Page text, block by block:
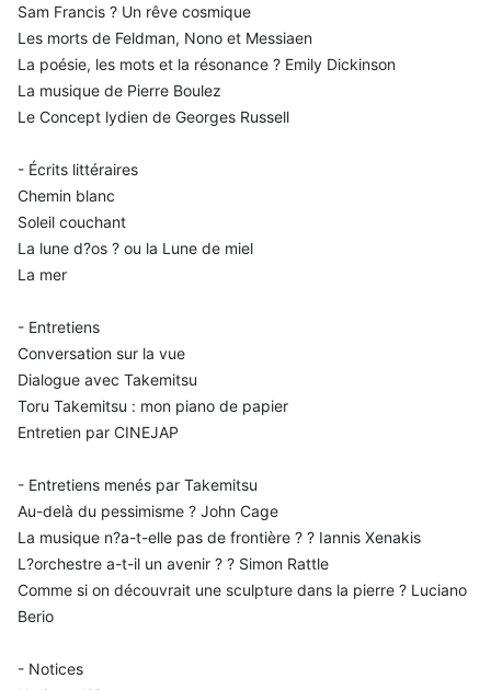
Sam Francis ? Un rêve cosmique
Les morts de Feldman, Nono et Messiaen
La poésie, les mots et la résonance ? Emily Dickinson
La musique de Pierre Boulez
Le Concept lydien de Georges Russell
- Écrits littéraires
Chemin blanc
Soleil couchant
La lune d?os ? ou la Lune de miel
La mer
- Entretiens
Conversation sur la vue
Dialogue avec Takemitsu
Toru Takemitsu : mon piano de papier
Entretien par CINEJAP
- Entretiens menés par Takemitsu
Au-delà du pessimisme ? John Cage
La musique n?a-t-elle pas de frontière ? ? Iannis Xenakis
L?orchestre a-t-il un avenir ? ? Simon Rattle
Comme si on découvrait une sculpture dans la pierre ? Luciano
Berio
- Notices